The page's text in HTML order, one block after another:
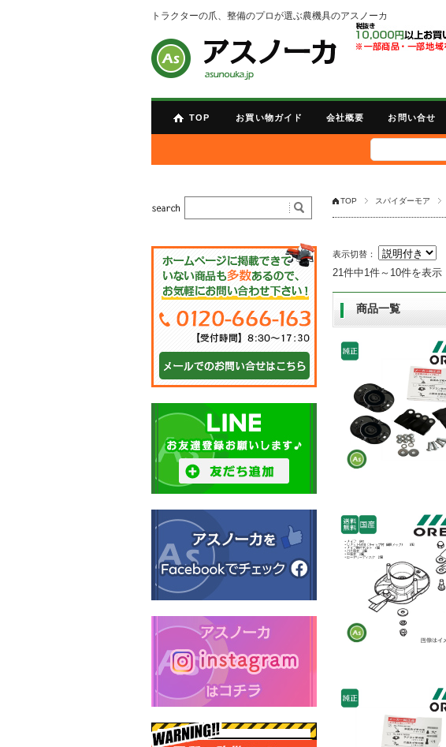
トラクターの爪、整備のプロが選ぶ農機具のアスノーカ
TOP お買い物ガイド 会社概要 お問い合せ
TOP スパイダーモア
表示切替：
21件中1件～10件を表示
商品一覧